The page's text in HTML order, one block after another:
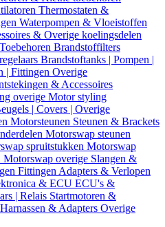
Thermostaten &
Waterpompen & Vloeistoffen
& Overige koelingsdelen
Brandstoffilters
Brandstoftanks | Pompen |
| Fittingen Overige
& Accessoires
overige Motor styling
| Covers | Overige
Motorsteunen Steunen & Brackets
Motorswap steunen
spruitstukken Motorswap
Motorswap overige Slangen &
Fittingen Adapters & Verlopen
& ECU ECU's &
| Relais Startmotoren &
Harnassen & Adapters Overige